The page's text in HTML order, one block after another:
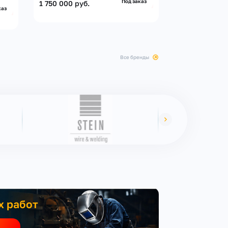
1 750 000 руб.
все бренды
работ